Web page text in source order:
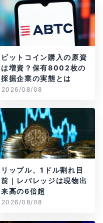
ビットコイン購入の原資
は増資？保有8002枚の
採掘企業の実態とは
2026/08/08
リップル、1ドル割れ目
前｜レバレッジは現物出
来高の6倍超
2026/08/08